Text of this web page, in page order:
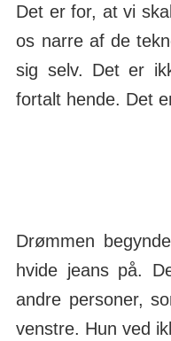
Det er for, at vi
os narre af de
sig selv. Det er
fortalt hende. Det
Drømmen
hvide jeans på.
andre per­­soner,
venstre. Hun ved